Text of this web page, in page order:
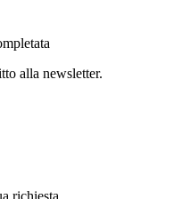
alla newsletter.
richiesta.